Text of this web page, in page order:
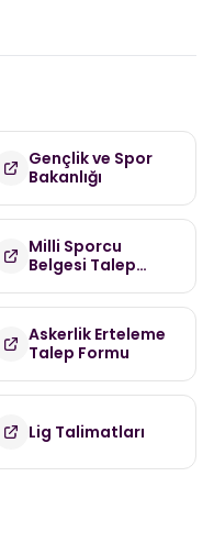
Gençlik ve Spor
Bakanlığı
Milli Sporcu
Belgesi Talep
Askerlik Erteleme
Talep Formu
Lig Talimatları